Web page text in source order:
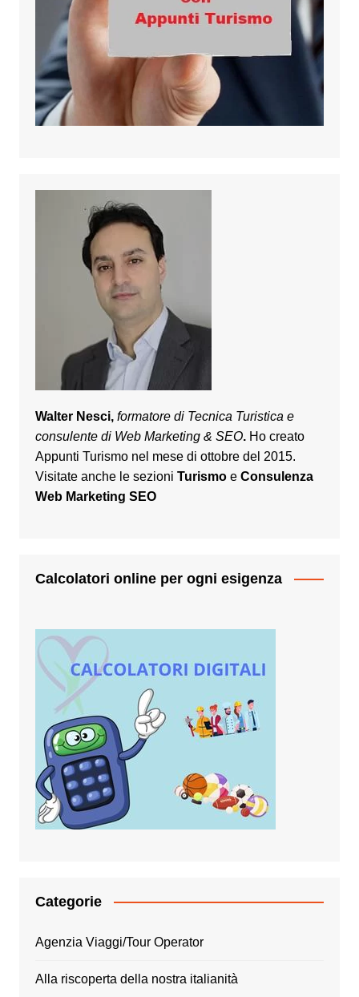
Walter Nesci, formatore di Tecnica Turistica e
consulente di Web Marketing & SEO. Ho creato
Appunti Turismo nel mese di ottobre del 2015.
Visitate anche le sezioni Turismo e Consulenza
Web Marketing SEO
Calcolatori online per ogni esigenza
Categorie
Agenzia Viaggi/Tour Operator
Alla riscoperta della nostra italianità